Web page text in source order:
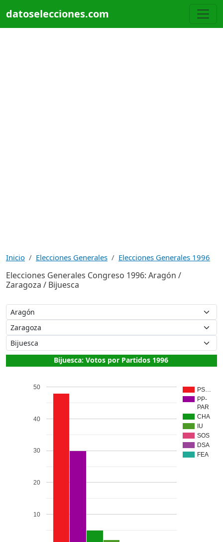
datoselecciones.com
Inicio Elecciones Generales Elecciones Generales 1996
Elecciones Generales Congreso 1996: Aragón /
Zaragoza / Bijuesca
Bijuesca: Votos por Partidos 1996
PS…
PP-
PAR
CHA
IU
SOS
DSA
FEA
10
20
30
40
50